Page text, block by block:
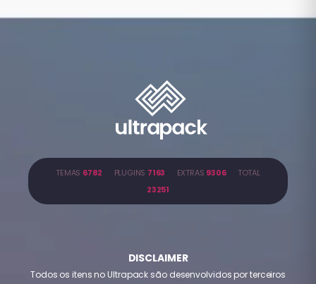
TEMAS 6782 PLUGINS 7163 EXTRAS 9306TOTAL
23251
DISCLAIMER
Todos os itens no Ultrapack são desenvolvidos por terceiros